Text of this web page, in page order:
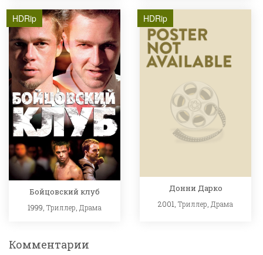
HDRip
Бойцовский клуб
1999, Триллер, Драма
HDRip
Донни Дарко
2001,Триллер Драма
Комментарии